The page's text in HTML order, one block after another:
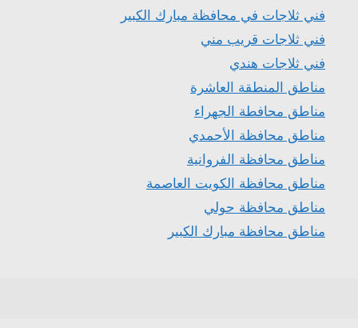
فني ثلاجات في محافظة مبارك الكبير
فني ثلاجات قريب مني
فني ثلاجات هندي
مناطق المنطقة العاشرة
مناطق محافطة الجهراء
مناطق محافظة الأحمدي
مناطق محافظة الفروانية
مناطق محافظة الكويت العاصمة
مناطق محافظة حولي
مناطق محافظة مبارك الكبير